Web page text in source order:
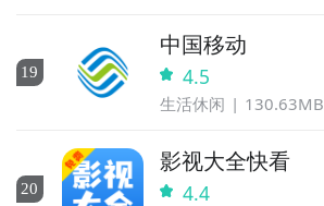
19
中国移动
4.5
生活休闲 130.63MB
20
影视大全快看
4.4